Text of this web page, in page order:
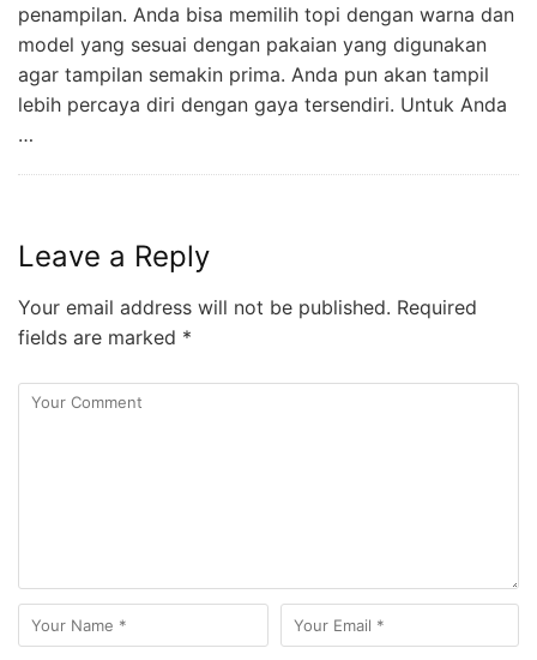
penampilan. Anda bisa memilih topi dengan warna dan
model yang sesuai dengan pakaian yang digunakan
agar tampilan semakin prima. Anda pun akan tampil
lebih percaya diri dengan gaya tersendiri. Untuk Anda
…
Leave a Reply
Your email address will not be published. Required
fields are marked *